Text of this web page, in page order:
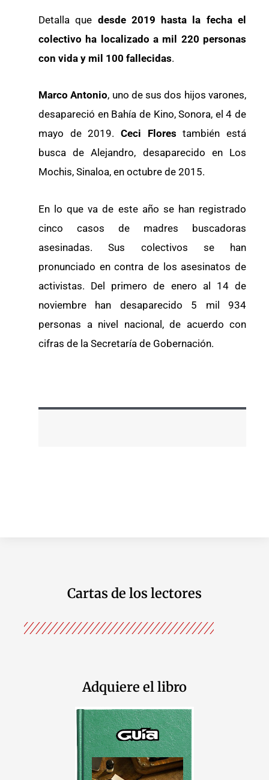
Detalla que desde 2019 hasta la fecha el
colectivo ha localizado a mil 220 personas
con vida y mil 100 fallecidas.
Marco Antonio, uno de sus dos hijos varones,
desapareció en Bahía de Kino, Sonora, el 4 de
mayo de 2019. Ceci Flores también está
busca de Alejandro, desaparecido en Los
Mochis, Sinaloa, en octubre de 2015.
En lo que va de este año se han registrado
cinco casos de madres buscadoras
asesinadas. Sus colectivos se han
pronunciado en contra de los asesinatos de
activistas. Del primero de enero al 14 de
noviembre han desaparecido 5 mil 934
personas a nivel nacional, de acuerdo con
cifras de la Secretaría de Gobernación.
Cartas de los lectores
Adquiere el libro